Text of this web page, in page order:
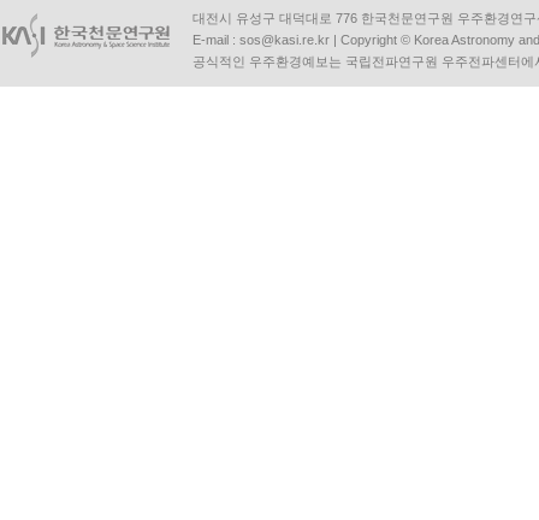
대전시 유성구 대덕대로 776 한국천문연구원 우주환경연
E-mail : sos@kasi.re.kr | Copyright © Korea Astronomy
공식적인 우주환경예보는 국립전파연구원 우주전파센터에